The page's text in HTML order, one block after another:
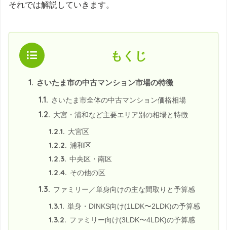
それでは解説していきます。
もくじ
1. さいたま市の中古マンション市場の特徴
1.1. さいたま市全体の中古マンション価格相場
1.2. 大宮・浦和など主要エリア別の相場と特徴
1.2.1. 大宮区
1.2.2. 浦和区
1.2.3. 中央区・南区
1.2.4. その他の区
1.3. ファミリー／単身向けの主な間取りと予算感
1.3.1. 単身・DINKS向け(1LDK〜2LDK)の予算感
1.3.2. ファミリー向け(3LDK〜4LDK)の予算感